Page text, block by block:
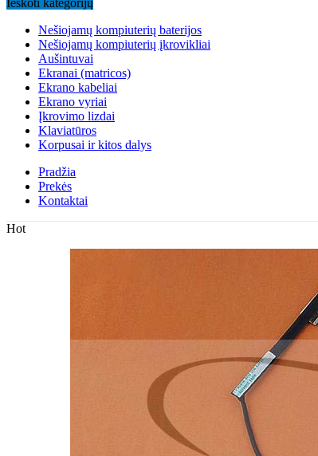
Nešiojamų kompiuterių baterijos
Nešiojamų kompiuterių įkrovikliai
Aušintuvai
Ekranai (matricos)
Ekrano kabeliai
Ekrano vyriai
Įkrovimo lizdai
Klaviatūros
Korpusai ir kitos dalys
Pradžia
Prekės
Kontaktai
Hot